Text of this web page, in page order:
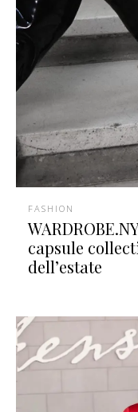
FASHION
capsule
dell’estate